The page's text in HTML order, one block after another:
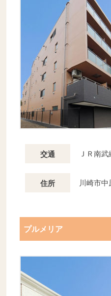
交通 ＪＲ南
住所 川崎市中
プルメリア